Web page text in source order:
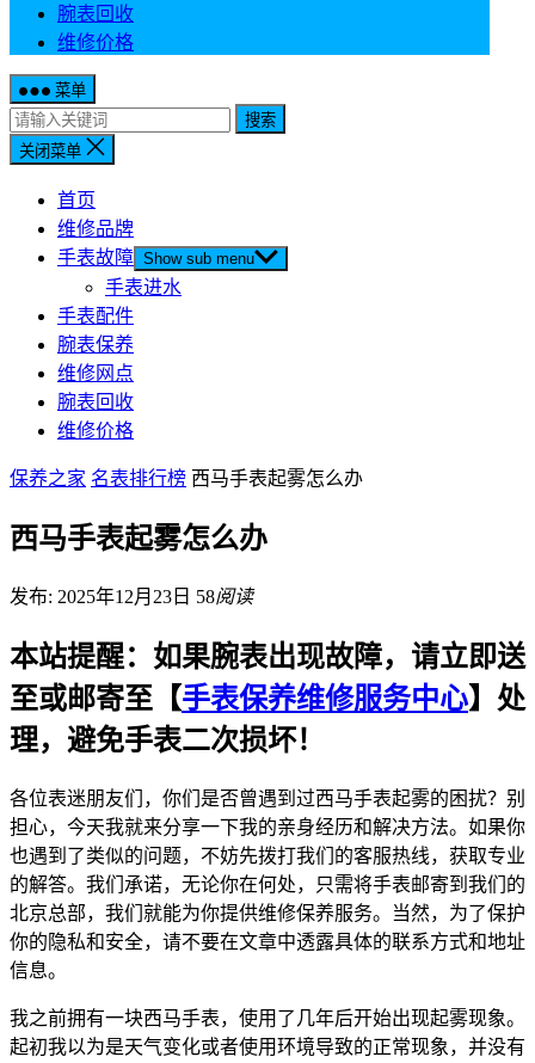
腕表回收
维修价格
菜单
搜索
关闭菜单
首页
维修品牌
手表故障 Show sub menu
手表进水
手表配件
腕表保养
维修网点
腕表回收
维修价格
保养之家 名表排行榜 西马手表起雾怎么办
西马手表起雾怎么办
发布: 2025年12月23日 58阅读
本站提醒：如果腕表出现故障，请立即送
至或邮寄至【手表保养维修服务中心】处
理，避免手表二次损坏！
各位表迷朋友们，你们是否曾遇到过西马手表起雾的困扰？别
担心，今天我就来分享一下我的亲身经历和解决方法。如果你
也遇到了类似的问题，不妨先拨打我们的客服热线，获取专业
的解答。我们承诺，无论你在何处，只需将手表邮寄到我们的
北京总部，我们就能为你提供维修保养服务。当然，为了保护
你的隐私和安全，请不要在文章中透露具体的联系方式和地址
信息。
我之前拥有一块西马手表，使用了几年后开始出现起雾现象。
起初我以为是天气变化或者使用环境导致的正常现象，并没有